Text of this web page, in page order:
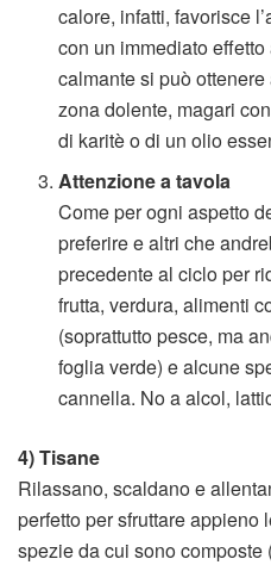
calore, infatti, favorisce
con un immediato
calmante si può
zona dolente, magari
di karitè o di un olio
Attenzione a tavola
Come per ogni aspetto
preferire e altri che
precedente al ciclo per
frutta, verdura, alimenti
(soprattutto pesce, ma
foglia verde) e alcune
cannella. No a alcol,
4) Tisane
Rilassano, scaldano e
perfetto per sfruttare appieno
spezie da cui sono